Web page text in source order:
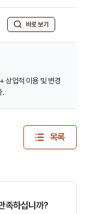
바로 보기
상업적 이용 및 변경
.
목록
족하십니까?